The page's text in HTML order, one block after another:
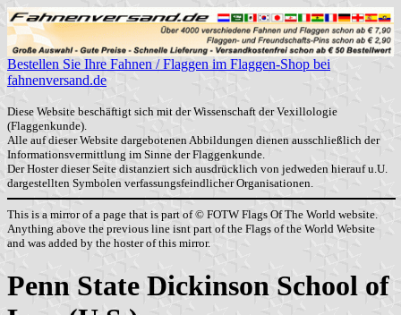
Bestellen Sie Ihre Fahnen / Flaggen im Flaggen-Shop bei
fahnenversand.de
Diese Website beschäftigt sich mit der Wissenschaft der Vexillologie
(Flaggenkunde).
Alle auf dieser Website dargebotenen Abbildungen dienen ausschließlich der
Informationsvermittlung im Sinne der Flaggenkunde.
Der Hoster dieser Seite distanziert sich ausdrücklich von jedweden hierauf u.U.
dargestellten Symbolen verfassungsfeindlicher Organisationen.
This is a mirror of a page that is part of © FOTW Flags Of The World website.
Anything above the previous line isnt part of the Flags of the World Website
and was added by the hoster of this mirror.
Penn State Dickinson School of